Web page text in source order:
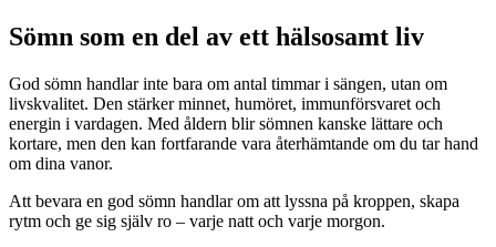
Sömn som en del av ett hälsosamt liv
God sömn handlar inte bara om antal timmar i sängen, utan om
livskvalitet. Den stärker minnet, humöret, immunförsvaret och
energin i vardagen. Med åldern blir sömnen kanske lättare och
kortare, men den kan fortfarande vara återhämtande om du tar hand
om dina vanor.
Att bevara en god sömn handlar om att lyssna på kroppen, skapa
rytm och ge sig själv ro – varje natt och varje morgon.